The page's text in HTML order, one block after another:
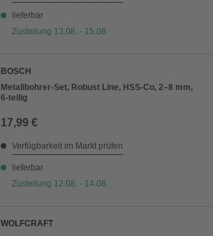
lieferbar
Zustellung 13.08. - 15.08.
BOSCH
Metallbohrer-Set, Robust Line, HSS-Co, 2–8 mm,
6-teilig
17,99 €
Verfügbarkeit im Markt prüfen
lieferbar
Zustellung 12.08. - 14.08.
WOLFCRAFT